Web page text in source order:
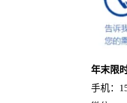
年末限
手机：